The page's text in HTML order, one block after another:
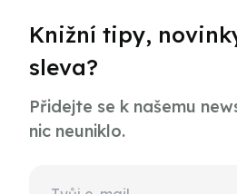
Knižní tipy,
sleva?
Přidejte se k našemu
nic neuniklo.